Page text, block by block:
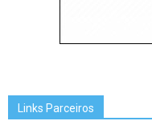
Links Parceiros